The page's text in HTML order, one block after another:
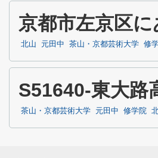
京都市左京区
北山 元田中 茶山・京都芸術大学 修
S51640-東大路
茶山・京都芸術大学 元田中 修学院